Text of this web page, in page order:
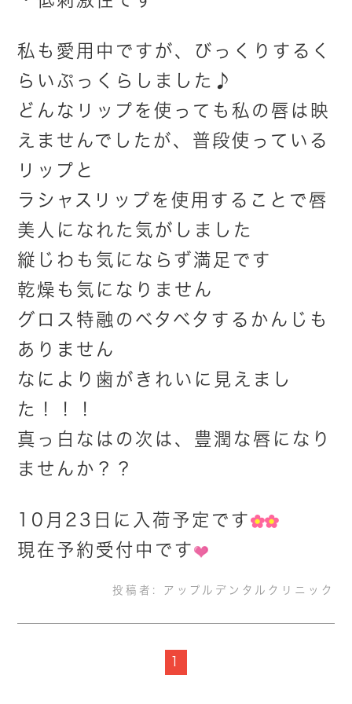
私も愛用中ですが、びっくりするく
らいぷっくらしました♪
どんなリップを使っても私の唇は映
えませんでしたが、普段使っている
リップと
ラシャスリップを使用することで唇
美人になれた気がしました
縦じわも気にならず満足です
乾燥も気になりません
グロス特融のベタベタするかんじも
ありません
なにより歯がきれいに見えまし
た！！！
真っ白なはの次は、豊潤な唇になり
ませんか？？
10月23日に入荷予定です
現在予約受付中です
投稿者: アップルデンタルクリニック
1